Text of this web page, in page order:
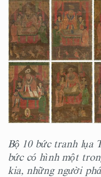
Bộ 10 bức tranh lụa
bức có hình một
kia, những người